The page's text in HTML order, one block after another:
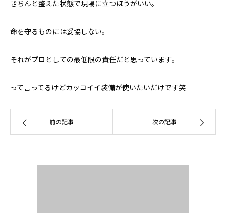
きちんと整えた状態で現場に立つほうがいい。
命を守るものには妥協しない。
それがプロとしての最低限の責任だと思っています。
って言ってるけどカッコイイ装備が使いたいだけです笑
前の記事 次の記事